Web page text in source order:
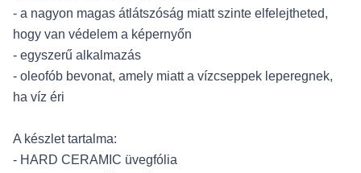
- a nagyon magas átlátszóság miatt szinte elfelejtheted,
hogy van védelem a képernyőn
- egyszerű alkalmazás
- oleofób bevonat, amely miatt a vízcseppek leperegnek,
ha víz éri
A készlet tartalma:
- HARD CERAMIC üvegfólia